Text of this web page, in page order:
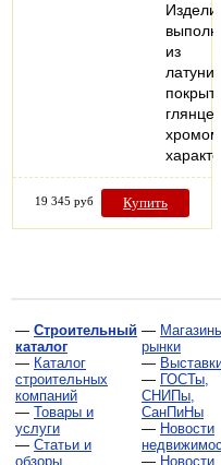
Изделие
из
латуни,
19 345 руб Купить
— Строительный
каталог
— Каталог
строительных
компаний
— Товары и
услуги
— Статьи и
обзоры
—
рынки
—
— ГОСТы,
СНИПы,
СанПиНы
— Новости
— Новости